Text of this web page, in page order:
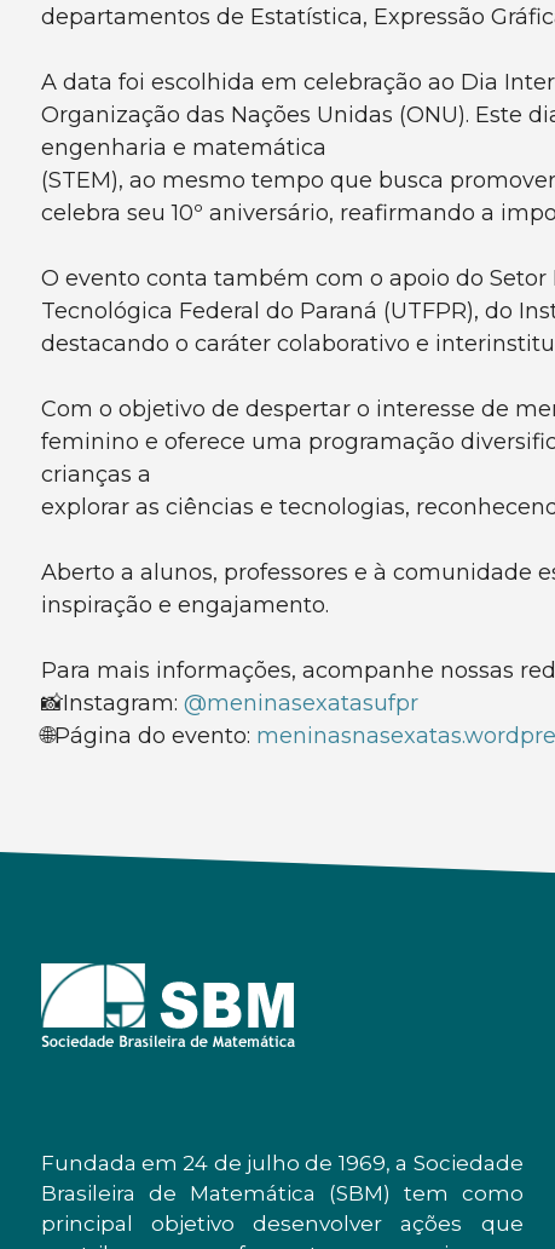
departamentos de Estatística, Expressão
A data foi escolhida em celebração ao Dia
Organização das Nações Unidas (ONU). Este
engenharia e matemática
(STEM), ao mesmo tempo que busca
celebra seu 10º aniversário, reafirmando a
O evento conta também com o apoio do Setor
Tecnológica Federal do Paraná (UTFPR), do
destacando o caráter colaborativo e
Com o objetivo de despertar o interesse de
feminino e oferece uma programação
crianças a
explorar as ciências e tecnologias,
Aberto a alunos, professores e à comunidade
inspiração e engajamento.
Para mais informações, acompanhe nossas
📸Instagram: @meninasexatasufpr
🌐Página do evento:
Fundada em 24 de julho de 1969, a Sociedade
Brasileira de Matemática (SBM) tem como
principal objetivo desenvolver ações que